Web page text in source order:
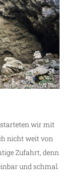
starteten wir mit
nicht weit von
Zufahrt, denn
und schmal.